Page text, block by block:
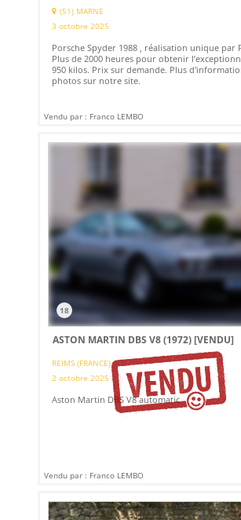
(51) MARNE
3 octobre 2025
Porsche Spyder 1988 , réalisation unique par
Plus de 2000 heures pour obtenir
950 kilos. Prix sur demande. Plus
photos sur notre site.
Vendu par : Franco LEMBO
18
ASTON MARTIN DBS V8 (1972)[VENDU]
REIMS (FRANCE)
2 octobre 2025
Aston Martin DBS V8 automatic
Vendu par : Franco LEMBO